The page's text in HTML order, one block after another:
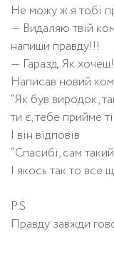
Не можу ж я тобі
— Видаляю твій
напиши правду!!!
— Гаразд. Як хочеш!
Написав новий
“Як був виродок,
ти є, тебе прийме
І він відповів
“Спасибі, сам
І якось так то
P.S
Правду завжди